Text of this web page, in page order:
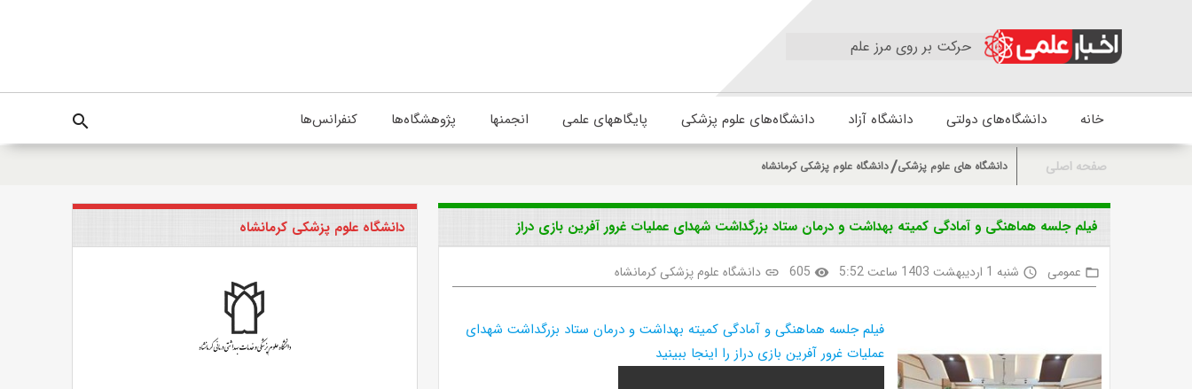
حرکت بر روی مرز علم
خانه دانشگاه‌های دولتی دانشگاه آزاد دانشگاه‌های علوم پزشکی پایگاههای علمی انجمنها پژوهشگاه‌ها کنفرانس‌ها search
صفحه اصلی دانشگاه های علوم پزشکی دانشگاه علوم پزشکی کرمانشاه
فیلم جلسه هماهنگی و آمادگی کمیته بهداشت و درمان ستاد بزرگداشت شهدای عملیات غرور آفرین بازی دراز
folder_open عمومی access_time شنبه 1 اردیبهشت 1403 ساعت 5:52 visibility
605
link دانشگاه علوم پزشکی کرمانشاه
فیلم جلسه هماهنگی و آمادگی کمیته بهداشت و درمان ستاد بزرگداشت شهدای
عملیات غرور آفرین بازی دراز را اینجا ببینید
دانشگاه علوم پزشکی کرمانشاه